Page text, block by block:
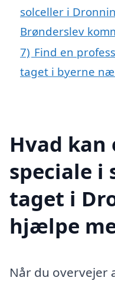
solceller i
Brønderslev
7) Find en
taget i byerne
Hvad
speciale i
taget i
hjælpe
Når du overvejer